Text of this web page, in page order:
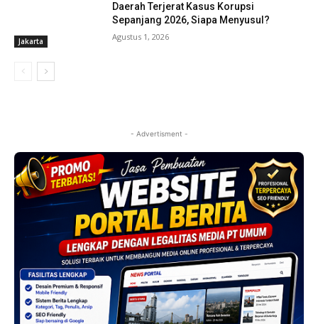
Jakarta
Daerah Terjerat Kasus Korupsi
Sepanjang 2026, Siapa Menyusul?
Agustus 1, 2026
- Advertisment -